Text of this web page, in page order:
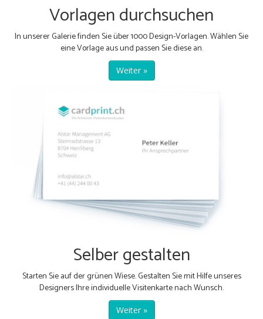
Vorlagen durchsuchen
In unserer Galerie finden Sie über 1000 Design-Vorlagen. Wählen Sie
eine Vorlage aus und passen Sie diese an.
Weiter »
Selber gestalten
Starten Sie auf der grünen Wiese. Gestalten Sie mit Hilfe unseres
Designers Ihre individuelle Visitenkarte nach Wunsch.
Weiter »